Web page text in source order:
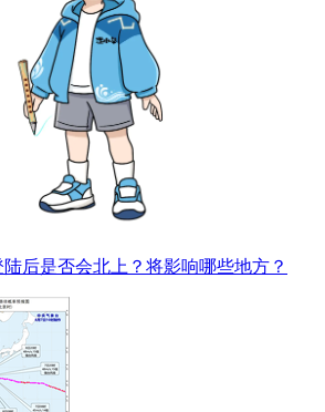
陆后是否会北上？将影响哪些地方？